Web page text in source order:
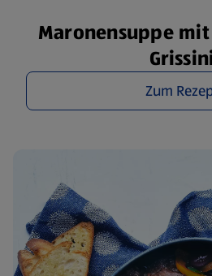
Maronensuppe
Zum